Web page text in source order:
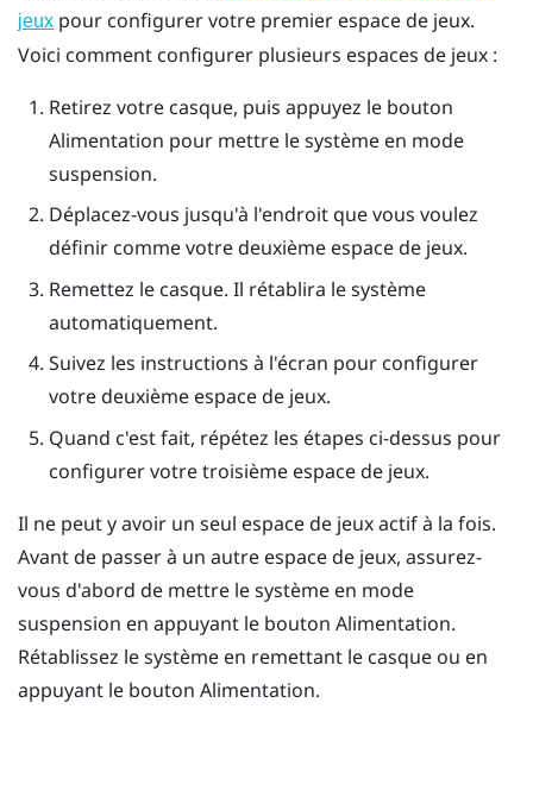
jeux pour configurer votre premier espace de jeux.
Voici comment configurer plusieurs espaces de jeux :
Retirez votre casque, puis appuyez le bouton
Alimentation pour mettre le système en mode
suspension.
Déplacez-vous jusqu'à l'endroit que vous voulez
définir comme votre deuxième espace de jeux.
Remettez le casque. Il rétablira le système
automatiquement.
Suivez les instructions à l'écran pour configurer
votre deuxième espace de jeux.
Quand c'est fait, répétez les étapes ci-dessus pour
configurer votre troisième espace de jeux.
Il ne peut y avoir un seul espace de jeux actif à la fois.
Avant de passer à un autre espace de jeux, assurez-
vous d'abord de mettre le système en mode
suspension en appuyant le bouton Alimentation.
Rétablissez le système en remettant le casque ou en
appuyant le bouton Alimentation.